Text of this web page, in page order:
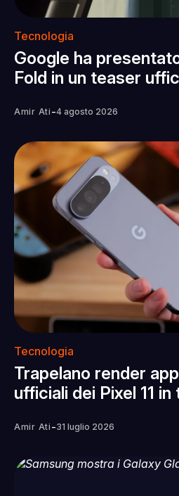
Tecnologia
Google ha
Fold in un teaser
Amir Ati -4 agosto 2026
Tecnologia
Trapelano render
ufficiali dei Pixel 11
Amir Ati -31 luglio 2026